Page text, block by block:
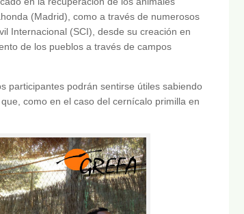
(Madrid), como a través de numerosos
Internacional (SCI), desde su creación en
de los pueblos a través de campos
participantes podrán sentirse útiles sabiendo
como en el caso del cernícalo primilla en